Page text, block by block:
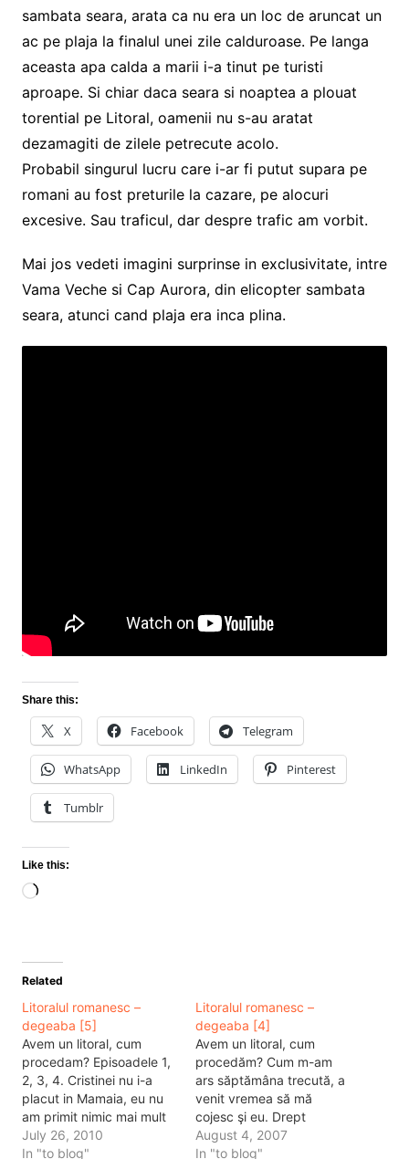
sambata seara, arata ca nu era un loc de aruncat un
ac pe plaja la finalul unei zile calduroase. Pe langa
aceasta apa calda a marii i-a tinut pe turisti
aproape. Si chiar daca seara si noaptea a plouat
torential pe Litoral, oamenii nu s-au aratat
dezamagiti de zilele petrecute acolo.
Probabil singurul lucru care i-ar fi putut supara pe
romani au fost preturile la cazare, pe alocuri
excesive. Sau traficul, dar despre trafic am vorbit.
Mai jos vedeti imagini surprinse in exclusivitate, intre
Vama Veche si Cap Aurora, din elicopter sambata
seara, atunci cand plaja era inca plina.
Share this:
X Facebook Telegram
WhatsApp LinkedIn Pinterest
Tumblr
Like this:
Loading…
Related
Litoralul romanesc –
degeaba [5]
Avem un litoral, cum
procedam? Episoadele 1,
2, 3, 4. Cristinei nu i-a
placut in Mamaia, eu nu
am primit nimic mai mult
decat ma asteptam sa
primesc. Bine, am avut si
July 26, 2010
In "to blog"
Litoralul romanesc –
degeaba [4]
Avem un litoral, cum
procedăm? Cum m-am
ars săptămâna trecută, a
venit vremea să mă
cojesc şi eu. Drept
urmare stau toata ziua si
scot piele moarta de pe
August 4, 2007
In "to blog"